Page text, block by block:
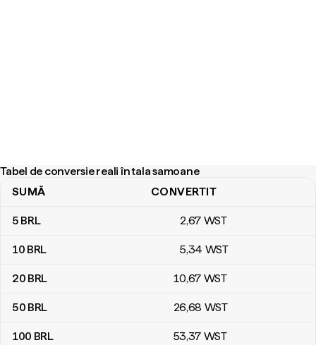
Tabel de conversie reali în tala samoane
Tabel de conversie reali în tala samoane
SUMĂ CONVERTIT
5 BRL 2,67 WST
10 BRL 5,34 WST
20 BRL 10,67 WST
50 BRL 26,68 WST
100 BRL 53,37 WST